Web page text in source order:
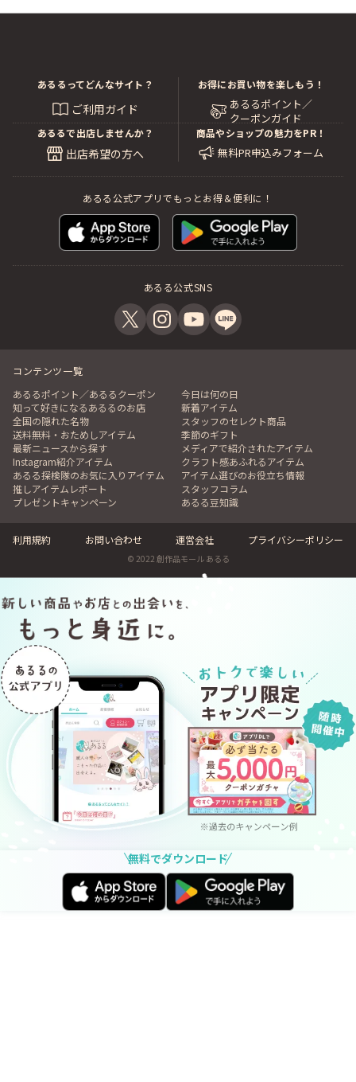
場合には、お取引のルールに基づき、キャンセル料20％
の発生する場合がございます。
またご依頼のメンテナンスが施工された後のキャンセ
ル、およびリセール品のご注文キャンセルはできませ
当サイト内でのお取引条件は「当店のご案内」および
「特商法の表記」に詳しく記載しておりますので、ご注
文前にご一読ください。
◆商品のお取り置き（現品のご確認期間）につきまして
原則といたしましてご注文代金は先払いとさせていただ
いておりますが、お支払い手続きをいただいた後、「在
庫品」はお申し込み後１週間、
「入荷中」および「買付中」の商品に関しては入荷後２
週間、商品の確認期間を設けておりますので、その間に
現品ご確認～ご購入の最終決定が可能です。
商品の確認期間中のキャンセルは自由に行っていただけ
ます。
（ご注文後、商品出荷日の前々日までに現品をご確認さ
れたい旨、事前にお知らせください。）
尚、「リセール品」につきましては商品のお取り置き、
現品確認はできません。
◆商品代金のお支払タイミングにつきまして
① 「在庫品」の商品の場合
ご注文後１週間以内にお支払いをお願いいたします。
出荷はご入金の確認後となります。
ご注文後無償保管をご依頼されない場合、代引きによる
発送も可能です。（代引き手数料が送料に別途加算され
ます。）
② 「入荷中」および「買付中」の場合
ご注文後1週間以内に、ご予約金として商品入荷前に、
商品代金全額をお支払いいただきます。
（商品到着後にキャンセルの場合には全額ご返金いたし
ます。）
メンテナンスメニュー等は商品到着後のご決定～ご精算
も可能です。
③ 「リセール品」の場合
ご注文後1週間以内に、ご予約金として商品お取り寄せ
手配の前に、商品代金全額をお支払いいただきます。
（商品手配後のキャンセルはできません。）
メンテナンスメニュー等は商品到着後にお打ち合わせ～
◆商品に関するお問い合わせにつきまして
ご不明点はこちらの「お問い合わせ」からご連絡をお願
いいたします。
あるるってどんなサイト？
ご利用ガイド
お得にお買い物を楽しもう！
あるるポイント／
クーポンガイド
あるるで出店しませんか？
出店希望の方へ
商品やショップの魅力をPR！
無料PR申込みフォーム
あるる公式アプリでもっとお得＆便利に！
あるる公式SNS
コンテンツ一覧
あるるポイント／あるるクーポン
今日は何の日
知って好きになるあるるのお店
新着アイテム
全国の隠れた名物
スタッフのセレクト商品
送料無料・おためしアイテム
季節のギフト
最新ニュースから探す
メディアで紹介されたアイテム
Instagram紹介アイテム
クラフト感あふれるアイテム
あるる探検隊のお気に入りアイテム
アイテム選びのお役立ち情報
推しアイテムレポート
スタッフコラム
プレゼントキャンペーン
あるる豆知識
利用規約 お問い合わせ 運営会社 プライバシーポリシー
© 2022 創作品モール あるる
無料でダウンロード